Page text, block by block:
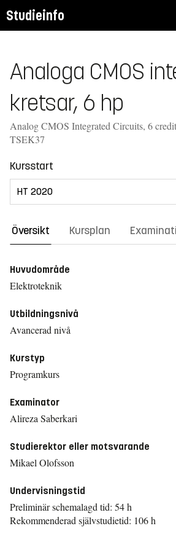
Studieinfo
Analoga CMOS
kretsar, 6 hp
Analog CMOS Integrated Circuits, 6
TSEK37
Kursstart
Översikt Kursplan
Huvudområde
Elektroteknik
Utbildningsnivå
Avancerad nivå
Kurstyp
Programkurs
Examinator
Alireza Saberkari
Studierektor eller motsvarande
Mikael Olofsson
Undervisningstid
Preliminär schemalagd tid: 54 h
Rekommenderad självstudietid: 106 h